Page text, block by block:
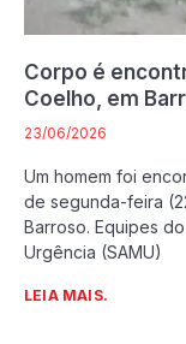
Corpo é
Coelho, em
23/06/2026
Um homem foi
de segunda-feira
Barroso. Equipes
Urgência (SAMU)
LEIA MAIS.